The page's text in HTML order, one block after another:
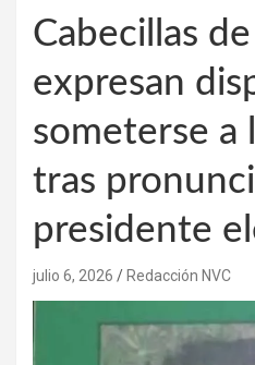
Cabecillas de
expresan
someterse a
tras
presidente
julio 6, 2026 Redacción NVC